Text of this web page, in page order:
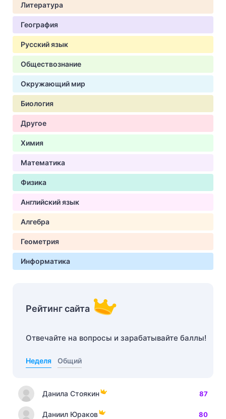
Литература
География
Русский язык
Обществознание
Окружающий мир
Биология
Другое
Химия
Математика
Физика
Английский язык
Алгебра
Геометрия
Информатика
Рейтинг сайта
Отвечайте на вопросы и зарабатывайте баллы!
Неделя Общий
Данила Стоякин 87
Даниил Юраков 80